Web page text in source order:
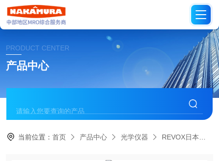
PRODUCT CENTER
产品中心
当前位置：首页 产品中心 光学仪器 REVOX日本莱宝克斯